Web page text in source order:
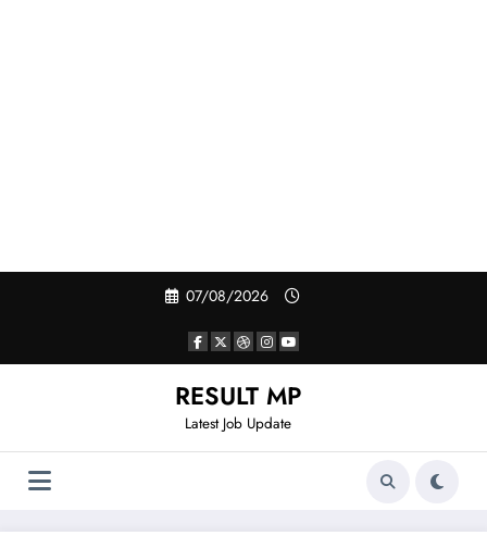
07/08/2026
RESULT MP
Latest Job Update